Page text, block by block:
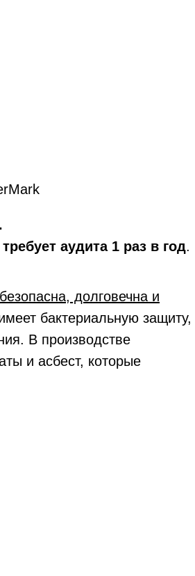
требует аудита 1 раз в год.
безопасна, долговечна и
бактериальную защиту,
В производстве
и асбест, которые